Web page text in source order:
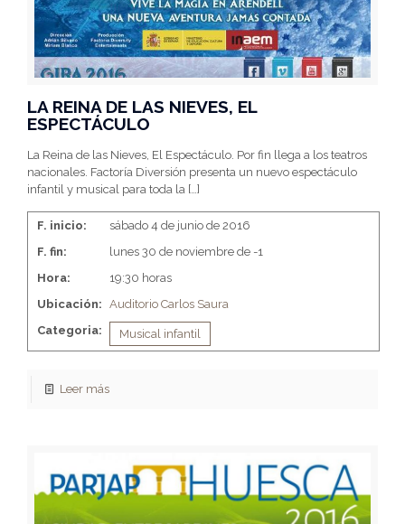
LA REINA DE LAS NIEVES, EL
ESPECTÁCULO
La Reina de las Nieves, El Espectáculo. Por fin llega a los teatros
nacionales. Factoría Diversión presenta un nuevo espectáculo
infantil y musical para toda la […]
F. inicio:
sábado 4 de junio de 2016
F. fin:
lunes 30 de noviembre de -1
Hora:
19:30 horas
Ubicación: Auditorio Carlos Saura
Categoria:
Musical infantil
Leer más